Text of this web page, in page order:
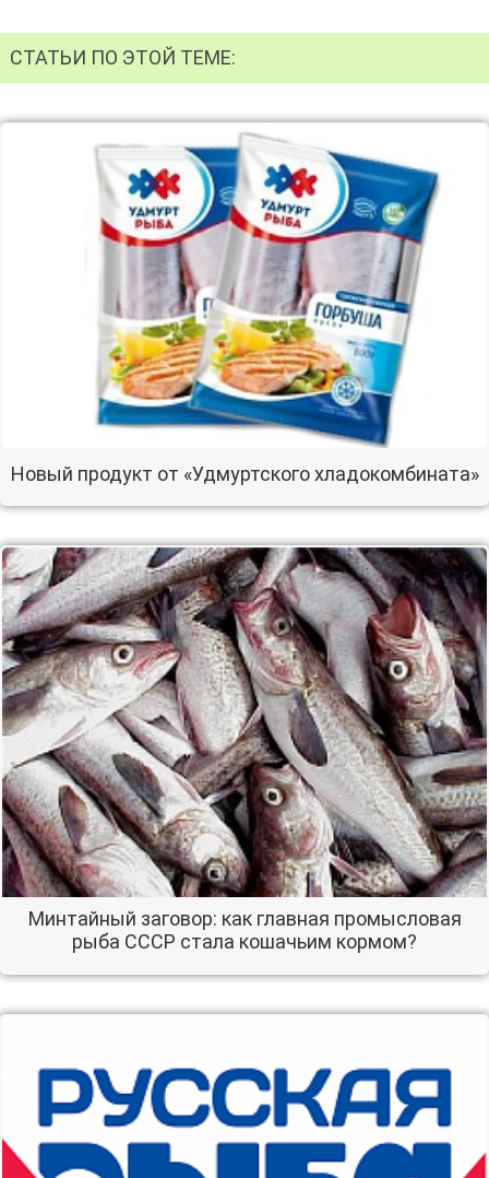
СТАТЬИ ПО ЭТОЙ ТЕМЕ:
Новый продукт от «Удмуртского хладокомбината»
Минтайный заговор: как главная промысловая
рыба СССР стала кошачьим кормом?